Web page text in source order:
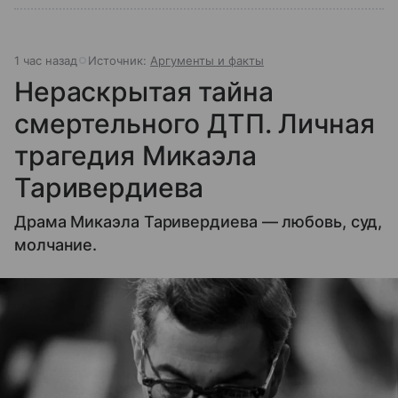
1 час назад Источник: Аргументы и факты
Нераскрытая тайна
смертельного ДТП. Личная
трагедия Микаэла
Таривердиева
Драма Микаэла Таривердиева — любовь, суд,
молчание.